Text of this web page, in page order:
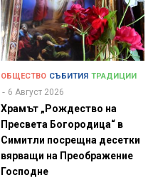
ОБЩЕСТВО СЪБИТИЯ ТРАДИЦИИ
6 Август 2026
Храмът „Рождество на
Пресвета Богородица“ в
Симитли посрещна десетки
вярващи на Преображение
Господне